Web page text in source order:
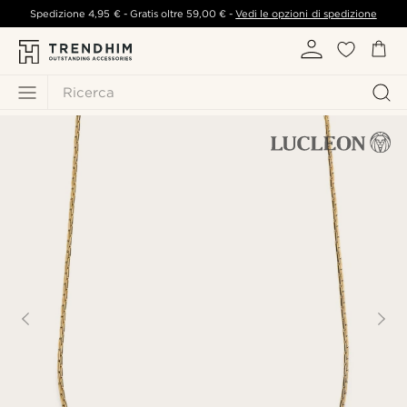
Ricerca
Spedizione4,95 €- Gratis oltre 59,00 € -Vedi le opzioni di spedizione